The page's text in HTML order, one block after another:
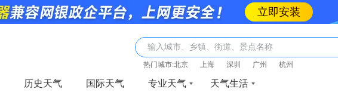
立即安装
输入城市、乡镇、街道、景点名称
热门城市:北京 上海 深圳 广州 杭州
历史天气 国际天气 专业天气 天气生活